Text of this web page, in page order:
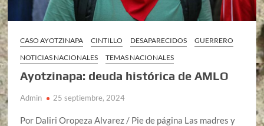
CASO AYOTZINAPA CINTILLO DESAPARECIDOS
GUERRERO
NOTICIAS NACIONALES
TEMAS NACIONALES
Ayotzinapa: deuda histórica de AMLO
Admin 25 septiembre, 2024
Por Daliri Oropeza Alvarez / Pie de página Las madres y